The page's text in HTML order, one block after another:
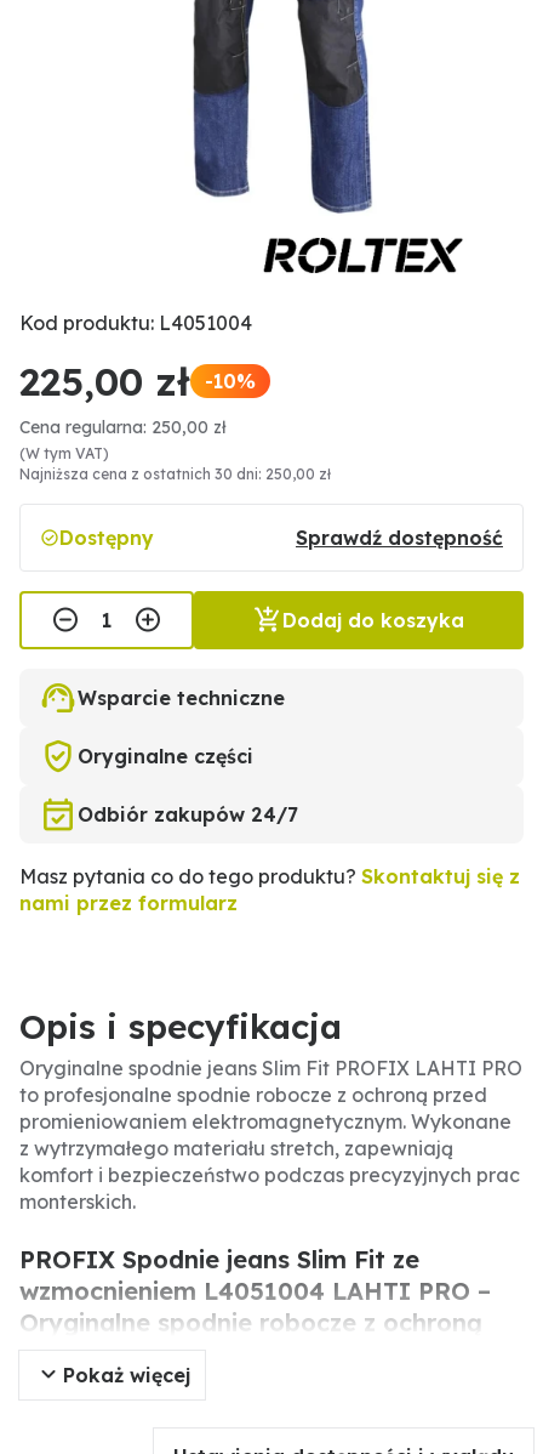
Kod produktu: L4051004
225,00 zł -10%
Cena regularna: 250,00 zł
(W tym VAT)
Najniższa cena z ostatnich 30 dni: 250,00 zł
Dostępny Sprawdź dostępność
Dodaj do koszyka
Wsparcie techniczne
Oryginalne części
Odbiór zakupów 24/7
Masz pytania co do tego produktu? Skontaktuj się z
nami przez formularz
Opis i specyfikacja
Oryginalne spodnie jeans Slim Fit PROFIX LAHTI PRO
to profesjonalne spodnie robocze z ochroną przed
promieniowaniem elektromagnetycznym. Wykonane
z wytrzymałego materiału stretch, zapewniają
komfort i bezpieczeństwo podczas precyzyjnych prac
monterskich.
PROFIX Spodnie jeans Slim Fit ze
wzmocnieniem L4051004 LAHTI PRO –
Oryginalne spodnie robocze z ochroną
EMF
Pokaż więcej